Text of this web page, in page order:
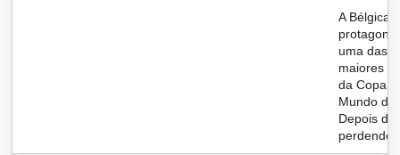
A Bélgica
uma das
maiores
da Copa
Mundo de
Depois de